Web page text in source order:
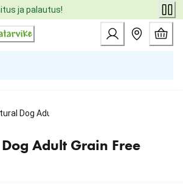
ja palautus!
Dog Adult Grain Free Salmon
Adult Grain Free